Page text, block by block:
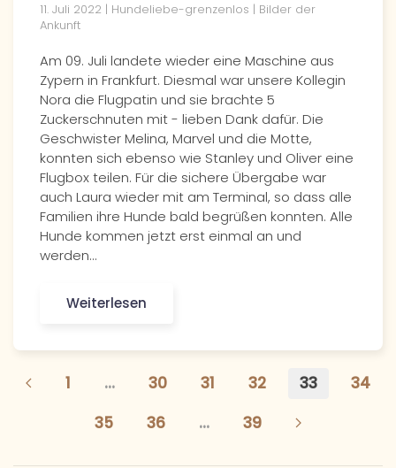
11. Juli 2022 | Hundeliebe-grenzenlos | Bilder der
Ankunft
Am 09. Juli landete wieder eine Maschine aus
Zypern in Frankfurt. Diesmal war unsere Kollegin
Nora die Flugpatin und sie brachte 5
Zuckerschnuten mit - lieben Dank dafür. Die
Geschwister Melina, Marvel und die Motte,
konnten sich ebenso wie Stanley und Oliver eine
Flugbox teilen. Für die sichere Übergabe war
auch Laura wieder mit am Terminal, so dass alle
Familien ihre Hunde bald begrüßen konnten. Alle
Hunde kommen jetzt erst einmal an und
werden…
Weiterlesen
1 … 30 31 32 33
34
35
36 … 39